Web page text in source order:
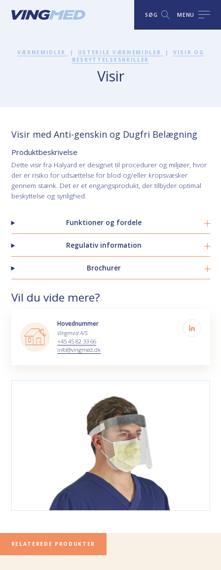
SØG MENU
VÆRNEMIDLER | USTERILE VÆRNEMIDLER |
VISIR OG
BESKYTTELSESBRILLER
Visir
Visir med Anti-genskin og Dugfri Belægning
Produktbeskrivelse
Dette visir fra Halyard er designet til procedurer og miljøer, hvor
der er risiko for udsættelse for blod og/eller kropsvæsker
gennem stænk. Det er et engangsprodukt, der tilbyder optimal
beskyttelse og synlighed.
Funktioner og fordele
Regulativ information
Brochurer
Vil du vide mere?
Hovednummer
Vingmed A/S
+45 45 82 33 66
info@vingmed.dk
RELATEREDE PRODUKTER